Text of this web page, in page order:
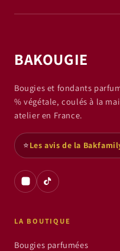
BAKOUGIE
Bougies et fondants
% végétale, coulés à la
atelier en France.
⭐Les avis de la
LA BOUTIQUE
Bougies parfumées